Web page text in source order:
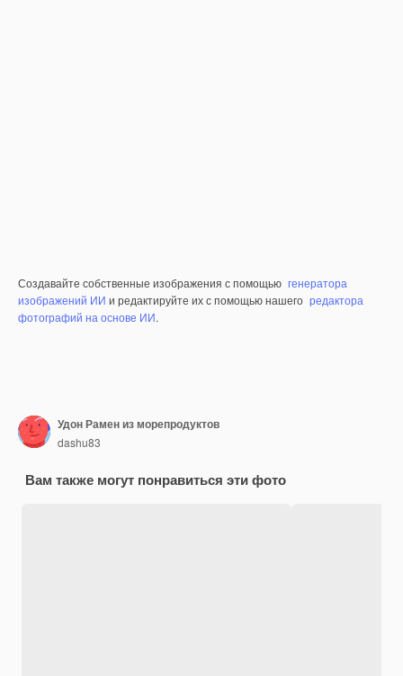
Создавайте собственные изображения с помощью генератора
изображений ИИ и редактируйте их с помощью нашего редактора
фотографий на основе ИИ.
Удон Рамен из морепродуктов
dashu83
Вам также могут понравиться эти фото